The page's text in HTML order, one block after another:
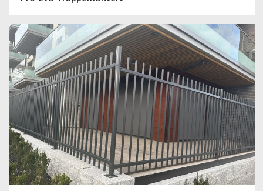
Royal Gjerde